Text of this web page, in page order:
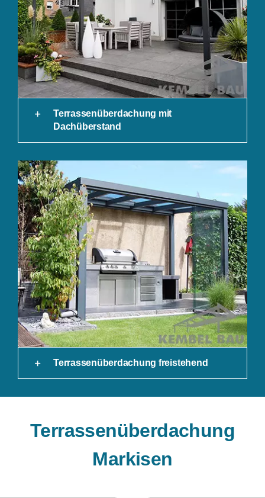
Terrassenüberdachung mit
Dachüberstand
Terrassenüberdachung freistehend
Terrassenüberdachung
Markisen